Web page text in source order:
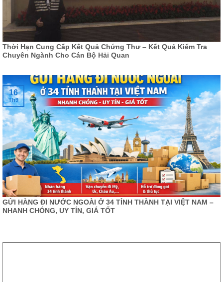
Thời Hạn Cung Cấp Kết Quả Chứng Thư – Kết Quả Kiểm Tra
Chuyên Ngành Cho Cán Bộ Hải Quan
GỬI HÀNG ĐI NƯỚC NGOÀI Ở 34 TỈNH THÀNH TẠI VIỆT NAM –
NHANH CHÓNG, UY TÍN, GIÁ TỐT
16
Th9